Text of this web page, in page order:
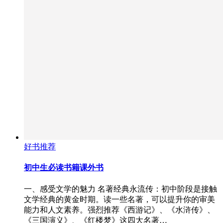
好书推荐
初中生必读书籍课外书
一、感受文学的魅力 名著经典永流传：初中阶段是接触
文学经典的黄金时期。读一些名著，可以提升你的审美
能力和人文素养。强烈推荐《西游记》、《水浒传》、
《三国演义》、《红楼梦》这四大名著…